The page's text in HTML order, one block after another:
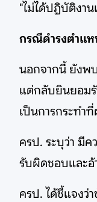
"ไม่ได้ปฏิบัติงาน
กรณีดำรงตำแห
นอกจากนี้ ยังพ
แต่กลับยินยอมรั
เป็นการกระทำ
ครป. ระบุว่า มีค
รับผิดชอบและอ้
ครป. ได้ชี้แจงว่